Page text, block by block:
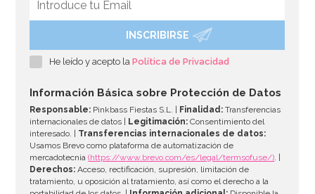
INSCRIBIRSE
He leído y acepto laPolítica de Privacidad
Información Básica sobre Protección de Datos
Responsable: Pinkbass Fiestas S.L. | Finalidad: Transferencias
internacionales de datos |
Legitimación: Consentimiento del
interesado. | Transferencias internacionales de datos:
Usamos Brevo como plataforma de automatización de
mercadotecnia(https://www.brevo.com/es/legal/termsofuse/). |
Derechos: Acceso, rectificación, supresión, limitación de
tratamiento, u oposición al tratamiento, así como el derecho a la